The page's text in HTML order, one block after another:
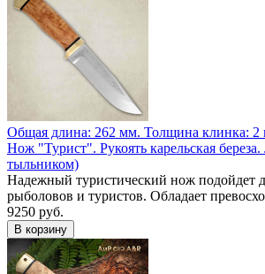
Общая длина: 262 мм. Толщина клинка: 2
Нож "Турист". Рукоять карельская береза.
тыльником)
Надежный туристический нож подойдет
рыболовов и туристов. Обладает
9250 руб.